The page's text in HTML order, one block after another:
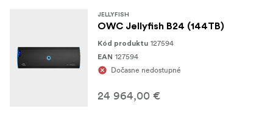
JELLYFISH
OWC Jellyfish B24 (144TB)
Kód produktu 127594
EAN 127594
Dočasne nedostupné
24 964,00 €